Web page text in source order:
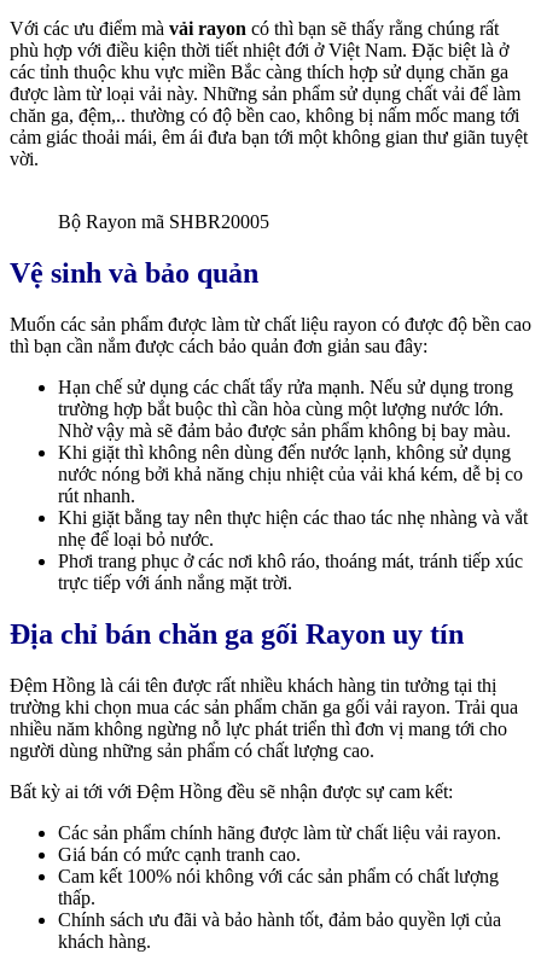
Với các ưu điểm mà vải rayon có thì bạn sẽ thấy rằng chúng rất
phù hợp với điều kiện thời tiết nhiệt đới ở Việt Nam. Đặc biệt là ở
các tỉnh thuộc khu vực miền Bắc càng thích hợp sử dụng chăn ga
được làm từ loại vải này. Những sản phẩm sử dụng chất vải để làm
chăn ga, đệm,.. thường có độ bền cao, không bị nấm mốc mang tới
cảm giác thoải mái, êm ái đưa bạn tới một không gian thư giãn tuyệt
vời.
Bộ Rayon mã SHBR20005
Vệ sinh và bảo quản
Muốn các sản phẩm được làm từ chất liệu rayon có được độ bền cao
thì bạn cần nắm được cách bảo quản đơn giản sau đây:
Hạn chế sử dụng các chất tẩy rửa mạnh. Nếu sử dụng trong
trường hợp bắt buộc thì cần hòa cùng một lượng nước lớn.
Nhờ vậy mà sẽ đảm bảo được sản phẩm không bị bay màu.
Khi giặt thì không nên dùng đến nước lạnh, không sử dụng
nước nóng bởi khả năng chịu nhiệt của vải khá kém, dễ bị co
rút nhanh.
Khi giặt bằng tay nên thực hiện các thao tác nhẹ nhàng và vắt
nhẹ để loại bỏ nước.
Phơi trang phục ở các nơi khô ráo, thoáng mát, tránh tiếp xúc
trực tiếp với ánh nắng mặt trời.
Địa chỉ bán chăn ga gối Rayon uy tín
Đệm Hồng là cái tên được rất nhiều khách hàng tin tưởng tại thị
trường khi chọn mua các sản phẩm chăn ga gối vải rayon. Trải qua
nhiều năm không ngừng nỗ lực phát triển thì đơn vị mang tới cho
người dùng những sản phẩm có chất lượng cao.
Bất kỳ ai tới với Đệm Hồng đều sẽ nhận được sự cam kết:
Các sản phẩm chính hãng được làm từ chất liệu vải rayon.
Giá bán có mức cạnh tranh cao.
Cam kết 100% nói không với các sản phẩm có chất lượng
thấp.
Chính sách ưu đãi và bảo hành tốt, đảm bảo quyền lợi của
khách hàng.